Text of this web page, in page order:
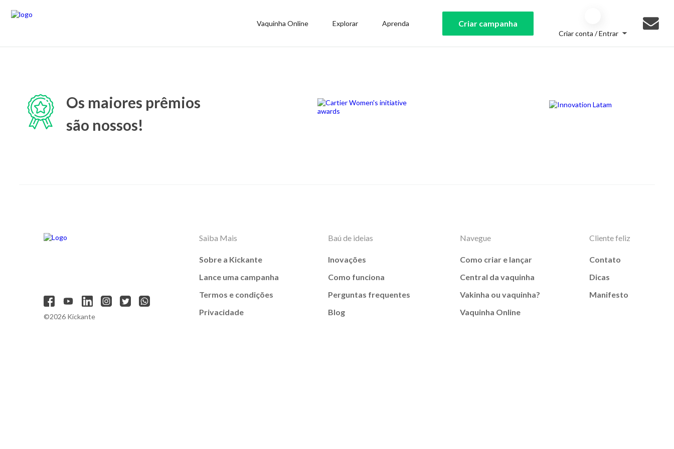
Vaquinha Online Explorar Aprenda Criar campanha
Criar conta / Entrar
Os maiores prêmios
são nossos!
©2026 Kickante
Saiba Mais
Sobre a Kickante
Lance uma campanha
Termos e condições
Privacidade
Baú de ideias
Inovações
Como funciona
Perguntas frequentes
Blog
Navegue
Como criar e lançar
Central da vaquinha
Vakinha ou vaquinha?
Vaquinha Online
Cliente feliz
Contato
Dicas
Manifesto